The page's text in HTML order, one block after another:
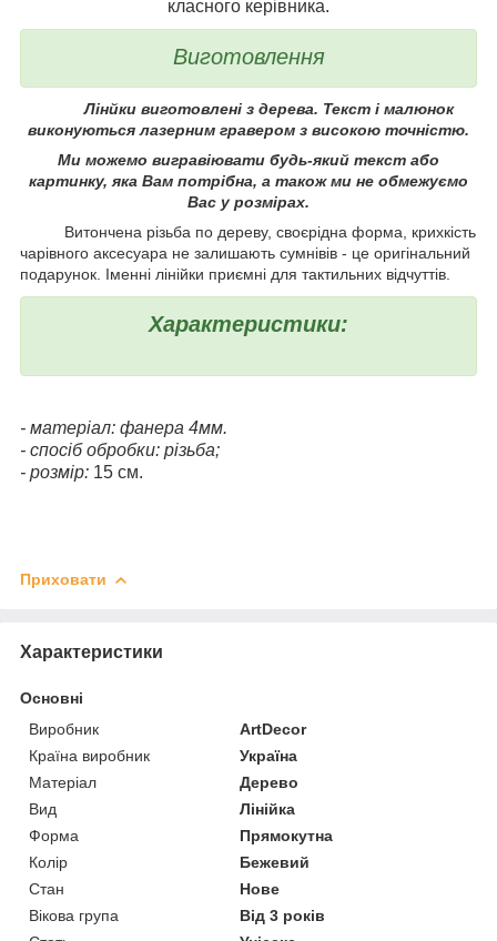
класного керівника.
Виготовлення
Лінйки виготовлені з дерева. Текст і малюнок
виконуються лазерним гравером з високою точністю.
Ми можемо вигравіювати будь-який текст або
картинку, яка Вам потрібна, а також ми не обмежуємо
Вас у розмірах.
Витончена різьба по дереву, своєрідна форма, крихкість
чарівного аксесуара не залишають сумнівів - це оригінальний
подарунок. Іменні лінійки приємні для тактильних відчуттів.
Характеристики:
- матеріал: фанера 4мм.
- спосіб обробки: різьба;
- розмір: 15 см.
Приховати
Характеристики
Основні
Виробник
ArtDecor
Країна виробник
Україна
Матеріал
Дерево
Вид
Лінійка
Форма
Прямокутна
Колір
Бежевий
Стан
Нове
Вікова група
Від 3 років